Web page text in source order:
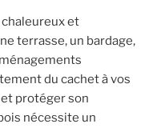
et
terrasse, un bardage,
du cachet à vos
protéger son
nécessite un